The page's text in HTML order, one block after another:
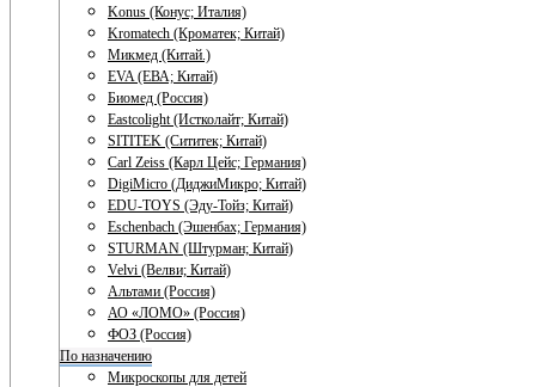
Konus (Конус; Италия)
Kromatech (Кроматек; Китай)
Микмед (Китай.)
EVA (ЕВА; Китай)
Биомед (Россия)
Eastcolight (Истколайт; Китай)
SITITEK (Сититек; Китай)
Carl Zeiss (Карл Цейс; Германия)
DigiMicro (ДиджиМикро; Китай)
EDU-TOYS (Эду-Тойз; Китай)
Eschenbach (Эшенбах; Германия)
STURMAN (Штурман; Китай)
Velvi (Велви; Китай)
Альтами (Россия)
АО «ЛОМО» (Россия)
ФОЗ (Россия)
По назначению
Микроскопы для детей